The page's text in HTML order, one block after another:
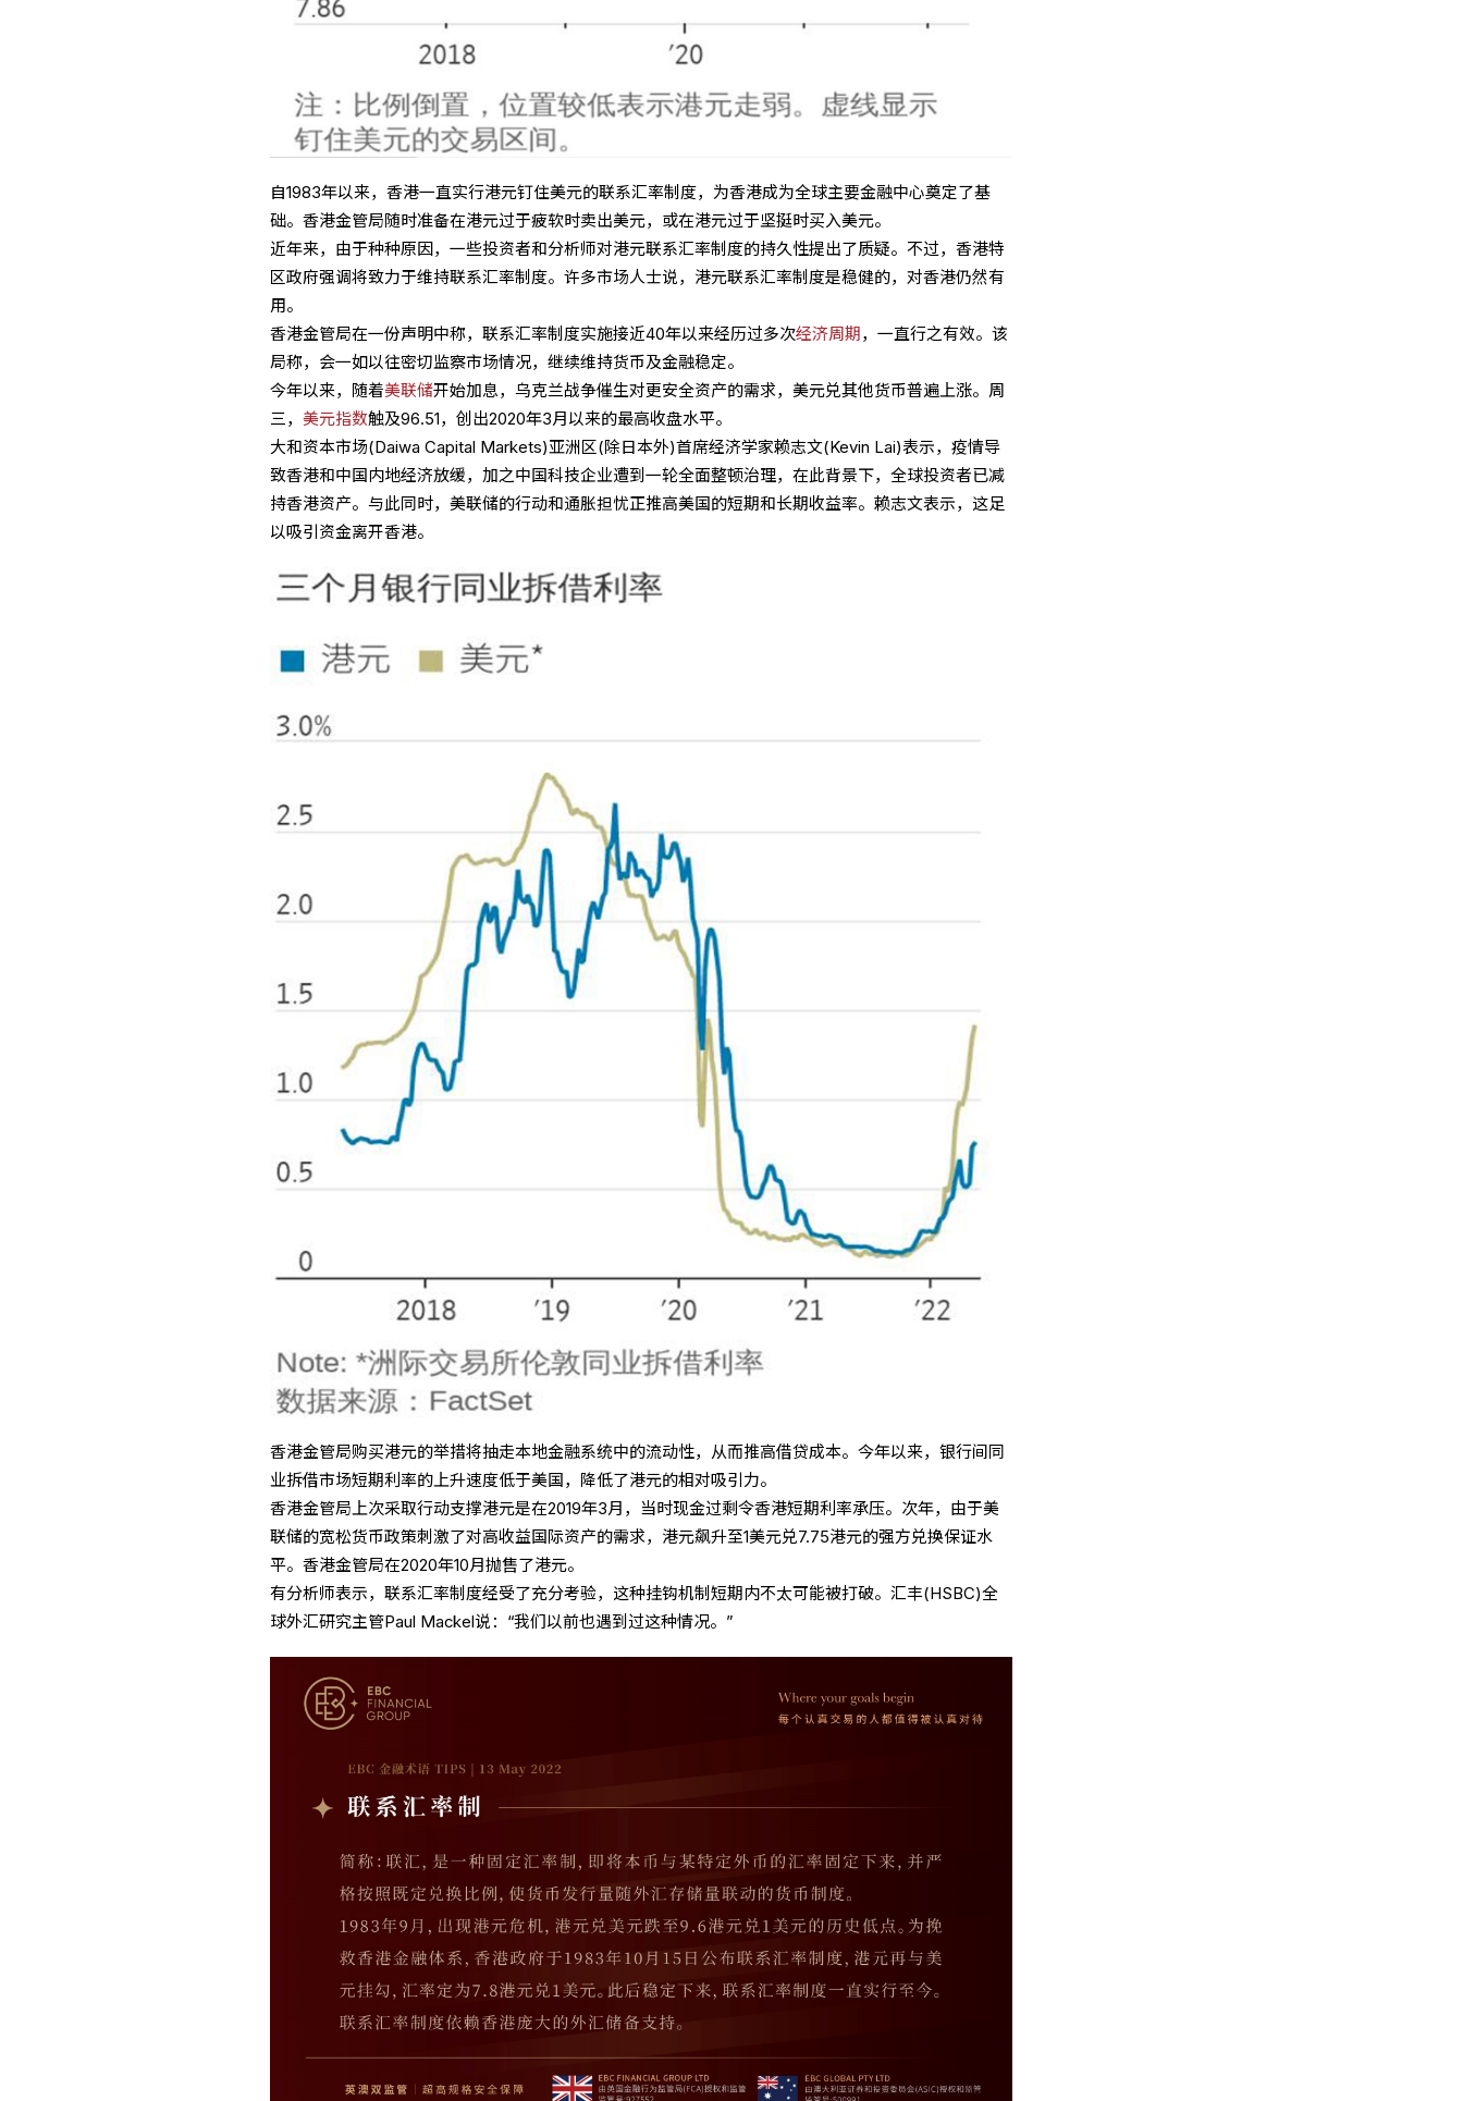
自1983年以来，香港一直实行港元钉住美元的联系汇率制度，为香港成为全球主要金融中心奠定了基
础。香港金管局随时准备在港元过于疲软时卖出美元，或在港元过于坚挺时买入美元。
近年来，由于种种原因，一些投资者和分析师对港元联系汇率制度的持久性提出了质疑。不过，香港特
区政府强调将致力于维持联系汇率制度。许多市场人士说，港元联系汇率制度是稳健的，对香港仍然有
用。
香港金管局在一份声明中称，联系汇率制度实施接近40年以来经历过多次经济周期 ，一直行之有效。该
局称，会一如以往密切监察市场情况，继续维持货币及金融稳定。
今年以来，随着美联储开始加息，乌克兰战争催生对更安全资产的需求，美元兑其他货币普遍上涨。周
三，美元指数触及96.51，创出2020年3月以来的最高收盘水平。
大和资本市场(Daiwa Capital Markets)亚洲区(除日本外)首席经济学家赖志文(Kevin Lai)表示，疫情导
致香港和中国内地经济放缓，加之中国科技企业遭到一轮全面整顿治理，在此背景下，全球投资者已减
持香港资产。与此同时，美联储的行动和通胀担忧正推高美国的短期和长期收益率。赖志文表示，这足
以吸引资金离开香港。
香港金管局购买港元的举措将抽走本地金融系统中的流动性，从而推高借贷成本。今年以来，银行间同
业拆借市场短期利率的上升速度低于美国，降低了港元的相对吸引力。
香港金管局上次采取行动支撑港元是在2019年3月，当时现金过剩令香港短期利率承压。次年，由于美
联储的宽松货币政策刺激了对高收益国际资产的需求，港元飙升至1美元兑7.75港元的强方兑换保证水
平。香港金管局在2020年10月抛售了港元。
有分析师表示，联系汇率制度经受了充分考验，这种挂钩机制短期内不太可能被打破。汇丰(HSBC)全
球外汇研究主管Paul Mackel说：“我们以前也遇到过这种情况。”